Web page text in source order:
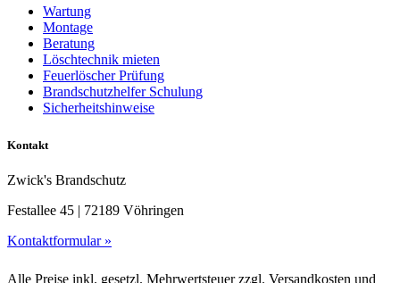
Wartung
Montage
Beratung
Löschtechnik mieten
Feuerlöscher Prüfung
Brandschutzhelfer Schulung
Sicherheitshinweise
Kontakt
Zwick's Brandschutz
Festallee 45 | 72189 Vöhringen
Kontaktformular »
Alle Preise inkl. gesetzl. Mehrwertsteuer zzgl. Versandkosten und